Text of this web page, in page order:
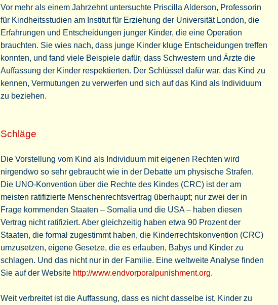
Vor mehr als einem Jahrzehnt untersuchte Priscilla Alderson, Professorin
für Kindheitsstudien am Institut für Erziehung der Universität London, die
Erfahrungen und Entscheidungen junger Kinder, die eine Operation
brauchten. Sie wies nach, dass junge Kinder kluge Entscheidungen treffen
konnten, und fand viele Beispiele dafür, dass Schwestern und Ärzte die
Auffassung der Kinder respektierten. Der Schlüssel dafür war, das Kind zu
kennen, Vermutungen zu verwerfen und sich auf das Kind als Individuum
zu beziehen.
Schläge
Die Vorstellung vom Kind als Individuum mit eigenen Rechten wird
nirgendwo so sehr gebraucht wie in der Debatte um physische Strafen.
Die UNO-Konvention über die Rechte des Kindes (CRC) ist der am
meisten ratifizierte Menschenrechtsvertrag überhaupt; nur zwei der in
Frage kommenden Staaten – Somalia und die USA – haben diesen
Vertrag nicht ratifiziert. Aber gleichzeitig haben etwa 90 Prozent der
Staaten, die formal zugestimmt haben, die Kinderrechtskonvention (CRC)
umzusetzen, eigene Gesetze, die es erlauben, Babys und Kinder zu
schlagen. Und das nicht nur in der Familie. Eine weltweite Analyse finden
Sie auf der Website http://www.endvorporalpunishment.org.
Weit verbreitet ist die Auffassung, dass es nicht dasselbe ist, Kinder zu